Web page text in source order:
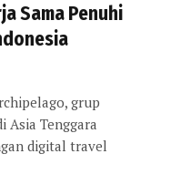
Sama Penuhi
grup
Asia Tenggara
digital travel